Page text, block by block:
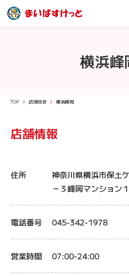
横浜峰
TOP 店舗情報 横浜峰岡
店舗情報
住所
神奈川県横浜市保土
－３峰岡マンション
電話番号 045-342-1978
営業時間 07:00-24:00